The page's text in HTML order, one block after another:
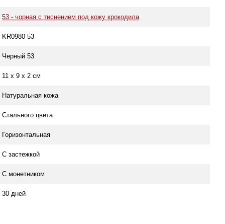
53 - чорная с тиснением под кожу крокодила
KR0980-53
Черный 53
11 х 9 х 2 см
Натуральная кожа
Стального цвета
Горизонтальная
С застежкой
С монетником
30 дней